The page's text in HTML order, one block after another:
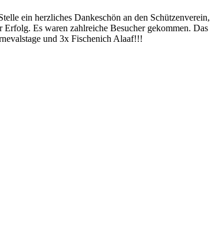
ein herzliches Dankeschön an den Schützenverein,
Es waren zahlreiche Besucher gekommen. Das
und 3x Fischenich Alaaf!!!